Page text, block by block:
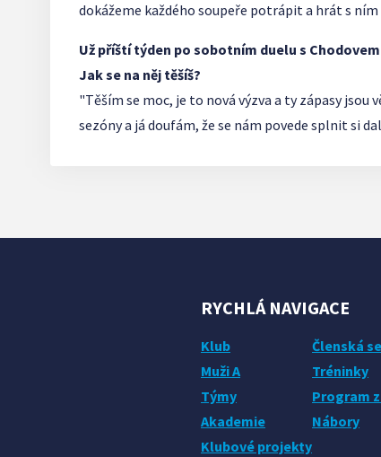
dokážeme každého soupeře potrápit a hrát s
Už příští týden po sobotním duelu s
Jak se na něj těšíš?
"Těším se moc, je to nová výzva a ty zápasy
sezóny a já doufám, že se nám povede splnit si
RYCHLÁ NAVIGACE
Klub
Muži A
Týmy
Akademie
Klubové projekty
Členská
Tréninky
Program
Nábory